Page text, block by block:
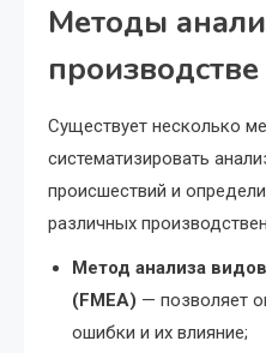
Методы
производстве
Существует несколько
систематизировать
происшествий и
различных
Метод анализа
(FMEA) — позволяет
ошибки и их влияние;